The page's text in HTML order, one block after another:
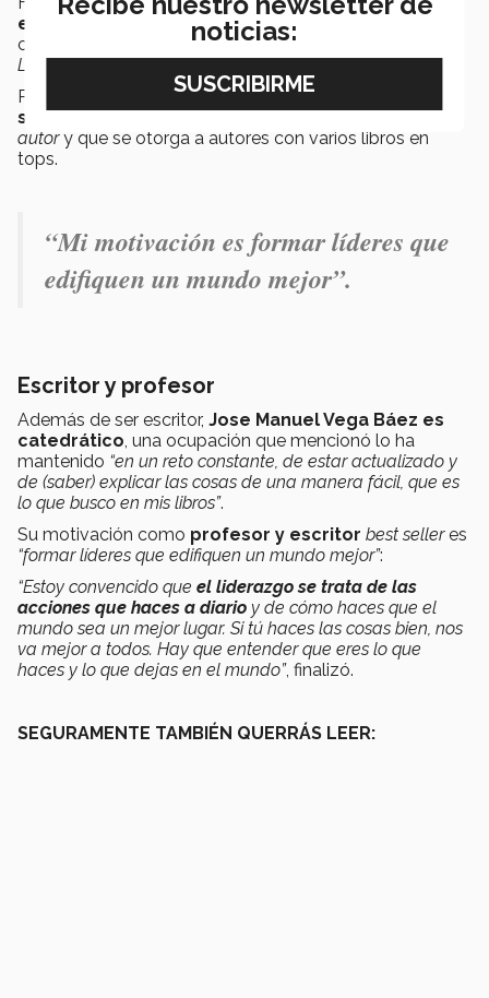
encuentran dentro deltop 100 a nivel global en la
categoría de
“los más vendidos en Entrenamiento en
Liderazgo Empresarial”en Amazon.
Por lo anterior, el profesor Tec ahora cuenta con un
sello en Amazonque lo reconoce comobest seller
autory que se otorga a autores con varios libros en
tops.
“Mi motivación es formar líderes que
edifiquen un mundo mejor”.
Escritor y profesor
Además de ser escritor, Jose Manuel Vega Báez es
catedrático, una ocupación que mencionó lo ha
mantenido “en un reto constante, de estar actualizado y
de (saber) explicar las cosas de una manera fácil, que es
lo que busco en mis libros”.
Su motivación como profesor y escritor best selleres
“formar líderes que edifiquen un mundo mejor”:
“Estoy convencido que el liderazgo se trata de las
acciones que haces a diario y de cómo haces que el
mundo sea un mejor lugar. Si tú haces las cosas bien, nos
va mejor a todos. Hay que entender que eres lo que
haces y lo que dejas en el mundo”, finalizó.
SEGURAMENTE TAMBIÉN QUERRÁS LEER:
noticias: